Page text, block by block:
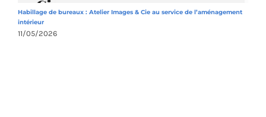
Habillage de bureaux : Atelier Images & Cie au service de l’aménagement
intérieur
11/05/2026